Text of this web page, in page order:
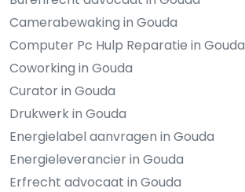
Camerabewaking in Gouda
Computer Pc Hulp Reparatie in Gouda
Coworking in Gouda
Curator in Gouda
Drukwerk in Gouda
Energielabel aanvragen in Gouda
Energieleverancier in Gouda
Erfrecht advocaat in Gouda